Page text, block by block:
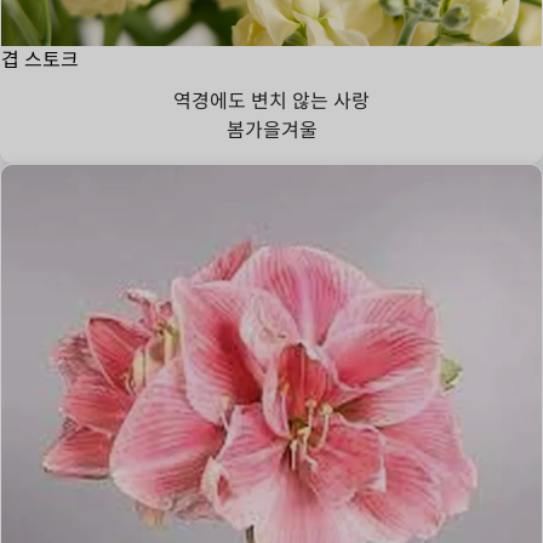
겹 스토크
역경에도 변치 않는 사랑
봄가을겨울